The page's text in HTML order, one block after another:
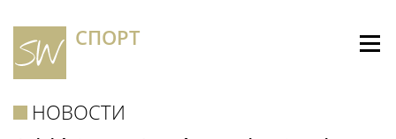
СПОРТ
НОВОСТИ